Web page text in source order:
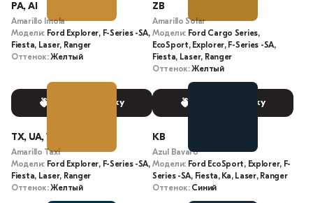
PA, AI
Amarillo Imola
Модели: Ford Explorer, F-Series -SA,
Fiesta, Laser, Ranger
Оттенок:Желтый
Выбрать краску
ZB
Amarillo Solar
Модели: Ford Cargo Series,
EcoSport, Explorer, F-Series -SA,
Fiesta, Laser, Ranger
Оттенок:Желтый
Выбрать краску
TX, UA, VX
Amarillo Taxi
Модели: Ford Explorer, F-Series -SA,
Fiesta, Laser, Ranger
Оттенок:Желтый
KB
Azul Bavaro
Модели: Ford EcoSport, Explorer, F-
Series -SA, Fiesta, Ka, Laser, Ranger
Оттенок: Синий